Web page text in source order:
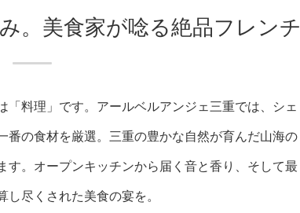
。美食家が唸る絶品フレンチ
料理」です。アールベルアンジェ三重では、シェ
番の食材を厳選。三重の豊かな自然が育んだ山海の
す。オープンキッチンから届く音と香り、そして最
尽くされた美食の宴を。